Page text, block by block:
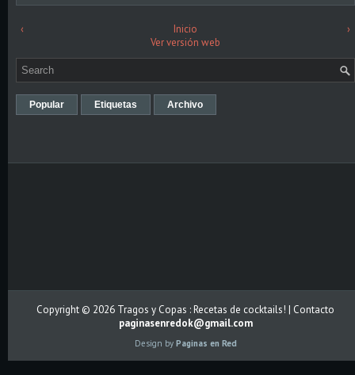
‹ ›
Inicio
Ver versión web
Popular Etiquetas Archivo
Copyright © 2026 Tragos y Copas : Recetas de cocktails! | Contacto
paginasenredok@gmail.com
Design by Paginas en Red